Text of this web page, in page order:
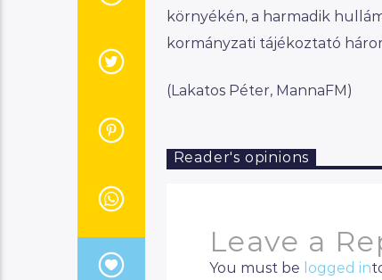
környékén, a harmadik
kormányzati tájékoztató
(Lakatos Péter, MannaFM)
Reader's opinions
Leave a
You must be logged in